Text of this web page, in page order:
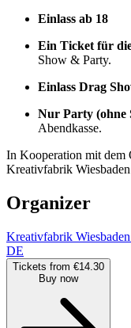
Einlass ab 18
Ein Ticket für
Show & Party.
Einlass Drag
Nur Party (ohne
Abendkasse.
In Kooperation mit dem
Kreativfabrik
Organizer
Kreativfabrik
DE
Tickets from €14.30
Buy now